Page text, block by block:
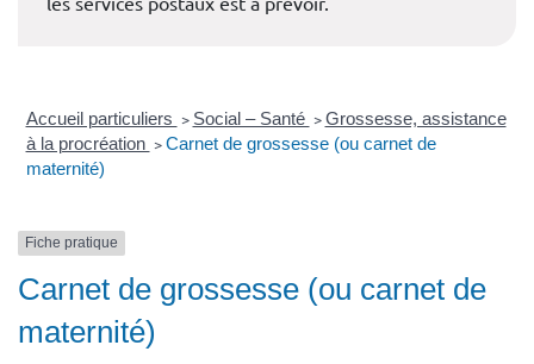
Accueil particuliers > Social – Santé > Grossesse, assistance
à la procréation > Carnet de grossesse (ou carnet de
maternité)
Fiche pratique
Carnet de grossesse (ou carnet de
maternité)